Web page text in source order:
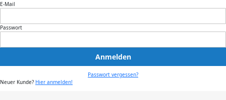
E-Mail
Passwort
Anmelden
Passwort vergessen?
Neuer Kunde? Hier anmelden!